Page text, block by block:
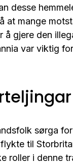
desse
at mange
å gjere den
var viktig
sørga
til
roller i denne